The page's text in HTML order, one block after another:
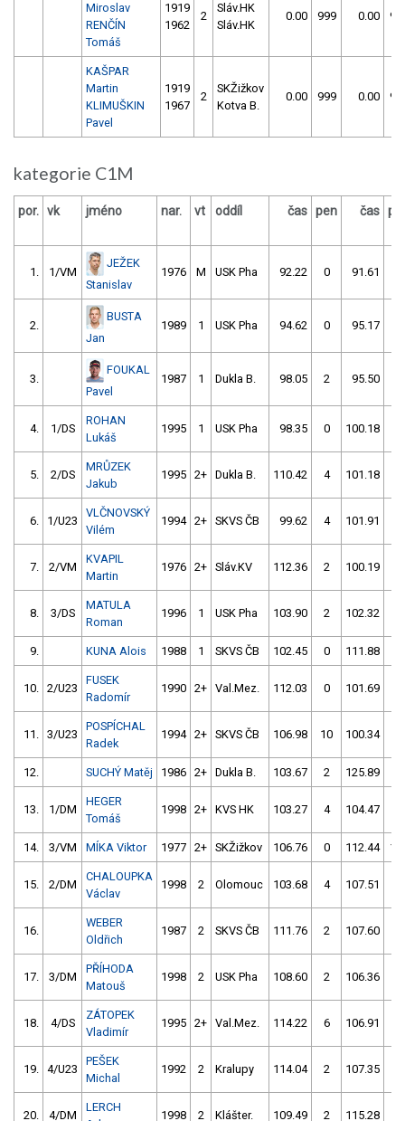
Miroslav
RENČÍN
Tomáš
1919
1962
2
Sláv.HK
Sláv.HK
0.00 999 0.00
KAŠPAR
Martin
KLIMUŠKIN
Pavel
1919
1967
2
SKŽižkov
Kotva B.
0.00 999 0.00
kategorie C1M
por. vk jméno nar. vt oddíl čas pen čas
1. 1/VM
JEŽEK
Stanislav
1976 M USK Pha 92.22 0 91.61
2.
BUSTA
Jan
1989 1 USK Pha 94.62 0 95.17
3.
FOUKAL
Pavel
1987 1 Dukla B. 98.05 2 95.50
4. 1/DS
ROHAN
Lukáš
1995 1 USK Pha 98.35 0 100.18
5. 2/DS
MRŮZEK
Jakub
1995 2+ Dukla B. 110.42 4 101.18
6. 1/U23
VLČNOVSKÝ
Vilém
1994 2+ SKVS ČB 99.62 4 101.91
7. 2/VM
KVAPIL
Martin
1976 2+ Sláv.KV 112.36 2 100.19
8. 3/DS
MATULA
Roman
1996 1 USK Pha 103.90 2 102.32
9. KUNA Alois 1988 1 SKVS ČB 102.45 0 111.88
10. 2/U23
FUSEK
Radomír
1990 2+ Val.Mez. 112.03 0 101.69
11. 3/U23
POSPÍCHAL
Radek
1994 2+ SKVS ČB 106.98 10 100.34
12. SUCHÝ Matěj 1986 2+ Dukla B. 103.67 2 125.89
13. 1/DM
HEGER
Tomáš
1998 2+ KVS HK 103.27 4 104.47
14. 3/VM MÍKA Viktor 1977 2+ SKŽižkov 106.76 0 112.44
15. 2/DM
CHALOUPKA
Václav
1998 2 Olomouc 103.68 4 107.51
16.
WEBER
Oldřich
1987 2 SKVS ČB 111.76 2 107.60
17. 3/DM
PŘÍHODA
Matouš
1998 2 USK Pha 108.60 2 106.36
18. 4/DS
ZÁTOPEK
Vladimír
1995 2+ Val.Mez. 114.22 6 106.91
19. 4/U23
PEŠEK
Michal
1992 2 Kralupy 114.04 2 107.35
20. 4/DM
LERCH
1998 2 Klášter. 109.49 2 115.28